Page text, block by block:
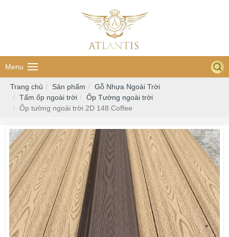
Menu
Trang chủ Sản phẩm
Gỗ Nhựa Ngoài Trời
Tấm ốp ngoài trời
Ốp Tường ngoài trời
Ốp tường ngoài trời 2D 148 Coffee